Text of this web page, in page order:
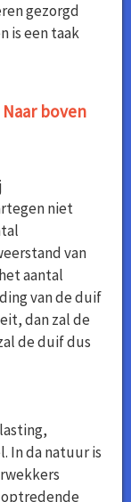
gezorgd
is een taak
Naar boven
niet
van
aantal
van de duif
dan zal de
de duif dus
In da natuur is